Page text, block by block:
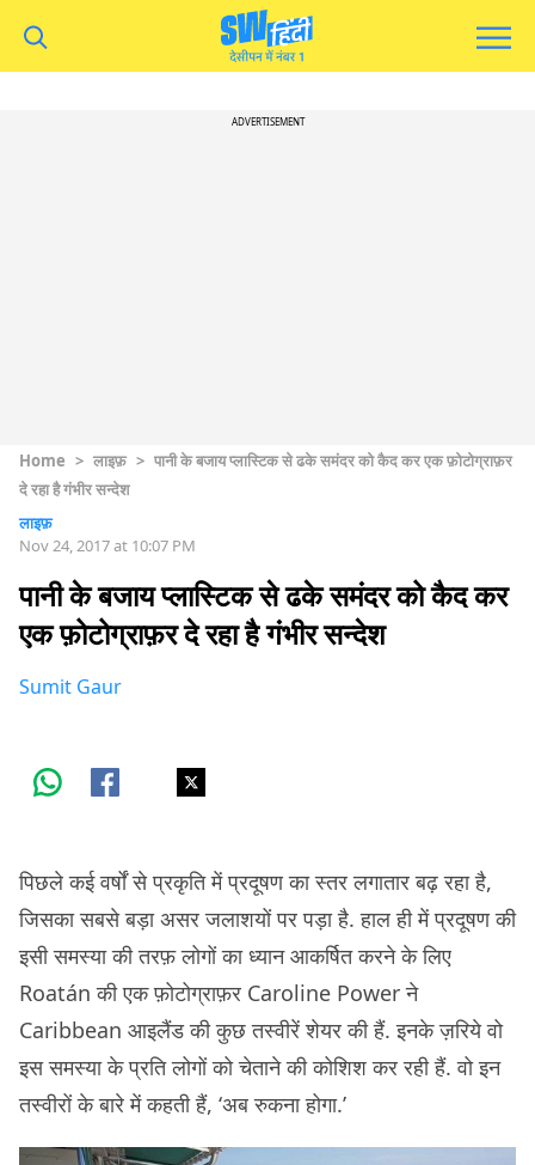
ADVERTISEMENT
Home > लाइफ़ > पानी के बजाय प्लास्टिक से ढके समंदर को कैद कर एक फ़ोटोग्राफ़र
दे रहा है गंभीर सन्देश
लाइफ़
Nov 24, 2017 at 10:07 PM
पानी के बजाय प्लास्टिक से ढके समंदर को कैद कर
एक फ़ोटोग्राफ़र दे रहा है गंभीर सन्देश
Sumit Gaur
पिछले कई वर्षों से प्रकृति में प्रदूषण का स्तर लगातार बढ़ रहा है,
जिसका सबसे बड़ा असर जलाशयों पर पड़ा है. हाल ही में प्रदूषण की
इसी समस्या की तरफ़ लोगों का ध्यान आकर्षित करने के लिए
Roatán की एक फ़ोटोग्राफ़र Caroline Power ने
Caribbean आइलैंड की कुछ तस्वीरें शेयर की हैं. इनके ज़रिये वो
इस समस्या के प्रति लोगों को चेताने की कोशिश कर रही हैं. वो इन
तस्वीरों के बारे में कहती हैं, ‘अब रुकना होगा.’